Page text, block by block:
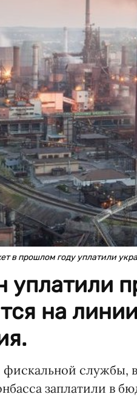
в прошлом году уплатили
уплатили
на линии
службы,
заплатили в